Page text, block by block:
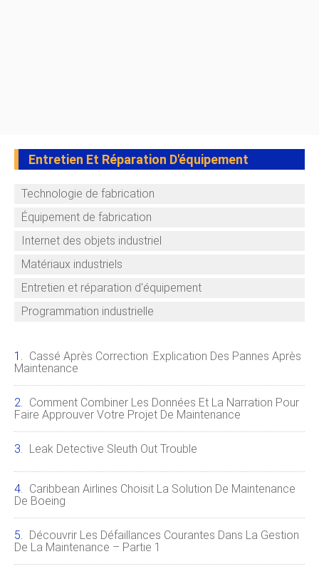
Entretien Et Réparation D'équipement
Technologie de fabrication
Équipement de fabrication
Internet des objets industriel
Matériaux industriels
Entretien et réparation d'équipement
Programmation industrielle
Cassé Après Correction :explication Des Pannes Après
Maintenance
Comment Combiner Les Données Et La Narration Pour
Faire Approuver Votre Projet De Maintenance
Leak Detective Sleuth Out Trouble
Caribbean Airlines Choisit La Solution De Maintenance
De Boeing
Découvrir Les Défaillances Courantes Dans La Gestion
De La Maintenance – Partie 1